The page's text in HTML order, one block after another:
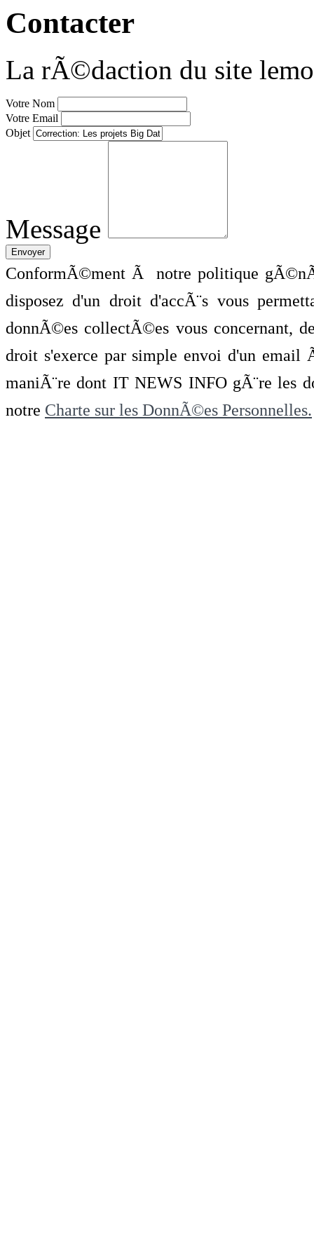
Contacter
La rÃ©daction du site
Votre Nom
Votre Email
Objet
Message
ConformÃ©ment Ã notre politique
disposez d'un droit d'accÃ¨s vous
donnÃ©es collectÃ©es vous concernant,
droit s'exerce par simple envoi d'un
maniÃ¨re dont IT NEWS INFO gÃ¨re les
notre Charte sur les DonnÃ©es Personnelles.